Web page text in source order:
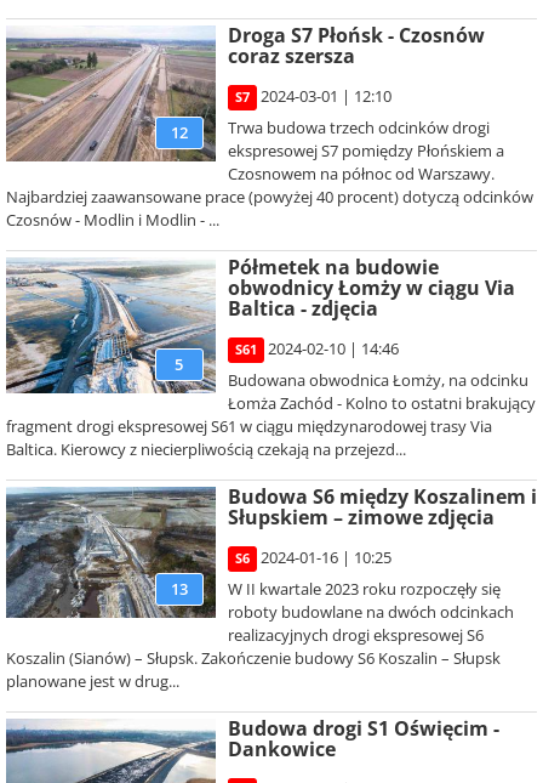
12
Droga S7 Płońsk - Czosnów
coraz szersza
S7
2024-03-01 | 12:10
Trwa budowa trzech odcinków drogi
ekspresowej S7 pomiędzy Płońskiem a
Czosnowem na północ od Warszawy.
Najbardziej zaawansowane prace (powyżej 40 procent) dotyczą odcinków
Czosnów - Modlin i Modlin - ...
5
Półmetek na budowie
obwodnicy Łomży w ciągu Via
Baltica - zdjęcia
S61
2024-02-10 | 14:46
Budowana obwodnica Łomży, na odcinku
Łomża Zachód - Kolno to ostatni brakujący
fragment drogi ekspresowej S61 w ciągu międzynarodowej trasy Via
Baltica. Kierowcy z niecierpliwością czekają na przejezd...
13
Budowa S6 między Koszalinem i
Słupskiem – zimowe zdjęcia
S6
2024-01-16 | 10:25
W II kwartale 2023 roku rozpoczęły się
roboty budowlane na dwóch odcinkach
realizacyjnych drogi ekspresowej S6
Koszalin (Sianów) – Słupsk. Zakończenie budowy S6 Koszalin – Słupsk
planowane jest w drug...
Budowa drogi S1 Oświęcim -
Dankowice